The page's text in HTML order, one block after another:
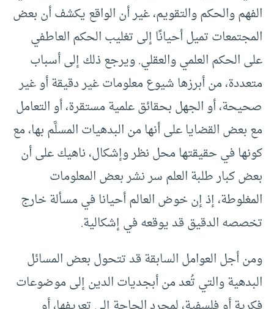
الفهم والحكم والتقويم، غير أن الواقع يكشف أن بعض
المجتمعات تميل أحيانًا إلى تغليب الحكم العاطفي
على الحكم العلمي والعقلي. ويرجع ذلك إلى أسباب
متعددة، من أبرزها شيوع معلومات غير دقيقة أو غير
صحيحة، أو الجهل بحقائق علمية مستقرة، أو التعامل
مع بعض القضايا على أنها من البدهيات المسلَّم بها، مع
كونها في حقيقتها محل نظر وإشكال، ناهيك على أن
بعض كبار طلبة العلم سر نشر بعض المعلومات
المغلوطة، إذ إن خوض العالم أحيانا في مسألة خارج
تخصصه الدقيق قد يوقعه في إشكالية.
ومن أجل العوامل السابقة قد تتحول بعض المسائل
البدهية والتي تُعد من أبجديات الدين إلى موضوعات